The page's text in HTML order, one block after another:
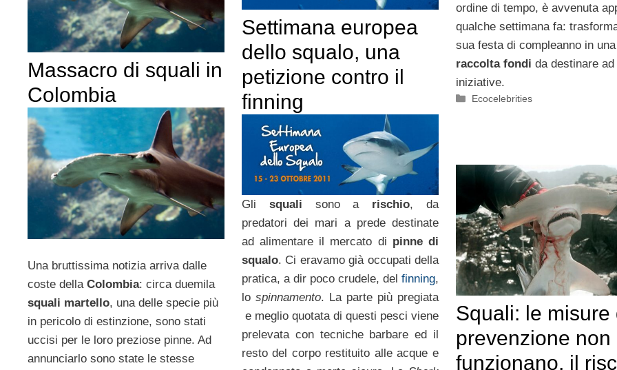
ordine di tempo, è avvenuta
qualche settimana fa:
sua festa di compleanno in una
raccolta fondi da destinare
iniziative.
Categorie
Ecocelebrities
Massacro di squali in
Colombia
Una bruttissima notizia arriva dalle
coste della Colombia: circa duemila
squali martello, una delle specie più
in pericolo di estinzione, sono stati
uccisi per le loro preziose pinne. Ad
annunciarlo sono state le stesse
Settimana europea
dello squalo, una
petizione contro il
finning
Gli squali sono a rischio, da
predatori dei mari a prede destinate
ad alimentare il mercato di pinne di
squalo. Ci eravamo già occupati della
pratica, a dir poco crudele, del finning,
lo spinnamento. La parte più pregiata
e meglio quotata di questi pesci viene
prelevata con tecniche barbare ed il
resto del corpo restituito alle acque e
Squali: le misure
prevenzione non
funzionano, il